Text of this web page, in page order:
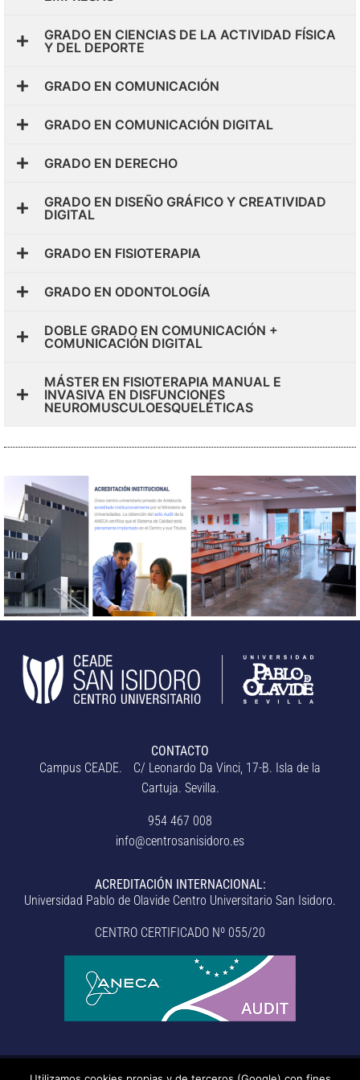
GRADO EN CIENCIAS DE LA ACTIVIDAD FÍSICA
Y DEL DEPORTE
GRADO EN COMUNICACIÓN
GRADO EN COMUNICACIÓN DIGITAL
GRADO EN DERECHO
GRADO EN DISEÑO GRÁFICO Y CREATIVIDAD
DIGITAL
GRADO EN FISIOTERAPIA
GRADO EN ODONTOLOGÍA
DOBLE GRADO EN COMUNICACIÓN +
COMUNICACIÓN DIGITAL
MÁSTER EN FISIOTERAPIA MANUAL E
INVASIVA EN DISFUNCIONES
NEUROMUSCULOESQUELÉTICAS
CONTACTO
Campus CEADE. C/ Leonardo Da Vinci, 17-B. Isla de la
Cartuja. Sevilla.
954 467 008
info@centrosanisidoro.es
ACREDITACIÓN INTERNACIONAL:
Universidad Pablo de Olavide Centro Universitario San Isidoro.
CENTRO CERTIFICADO Nº 055/20